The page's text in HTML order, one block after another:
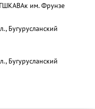
ВАк им. Фрунзе
Бугурусланский
Бугурусланский